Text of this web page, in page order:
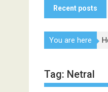
Recent posts
You are here
Tag: Netral